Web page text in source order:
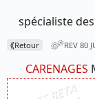
spécialiste
⟪Retour REV 80
CARENAGES